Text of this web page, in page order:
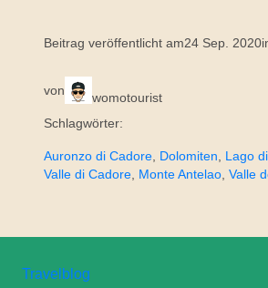
Beitrag veröffentlicht am24 Sep. 2020
von
womotourist
Schlagwörter:
Auronzo di Cadore, Dolomiten, Lago
Valle di Cadore, Monte Antelao, Valle
Travelblog